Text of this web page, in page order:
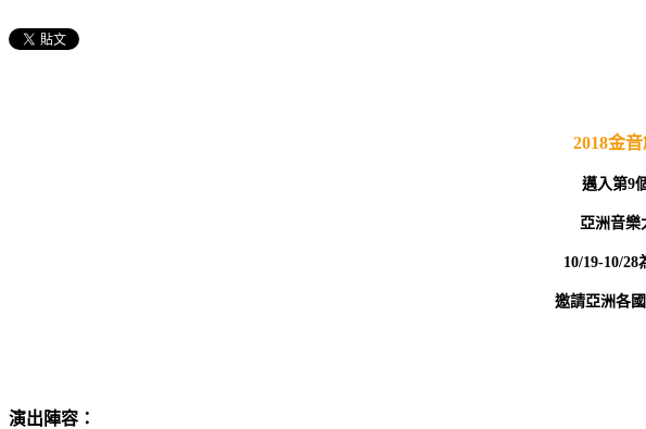
2018金
邁入第9
亞洲音樂
10/19-10/28
邀請亞洲各
演出陣容：